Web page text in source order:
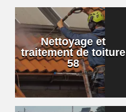
Nettoyage et
traitement de toiture
58